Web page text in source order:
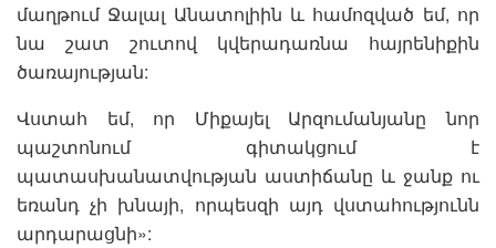
մաղթում Ջալալ Անատոլիին և համոզված եմ, որ
նա շատ շուտով կվերադառնա հայրենիքին
ծառայության:
Վստահ եմ, որ Միքայել Արզումանյանը նոր
պաշտոնում գիտակցում է
պատասխանատվության աստիճանը և ջանք ու
եռանդ չի խնայի, որպեսզի այդ վստահությունն
արդարացնի»: